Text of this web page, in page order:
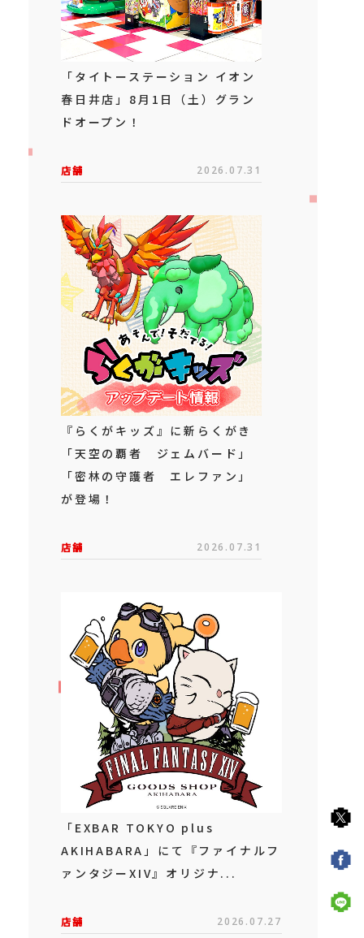
「タイトーステーション イオン
春日井店」8月1日（土）グラン
ドオープン！
店舗 2026.07.31
『らくがキッズ』に新らくがき
「天空の覇者 ジェムバード」
「密林の守護者 エレファン」
が登場！
店舗 2026.07.31
「EXBAR TOKYO plus
AKIHABARA」にて『ファイナルフ
ァンタジーXIV』オリジナ...
店舗 2026.07.27